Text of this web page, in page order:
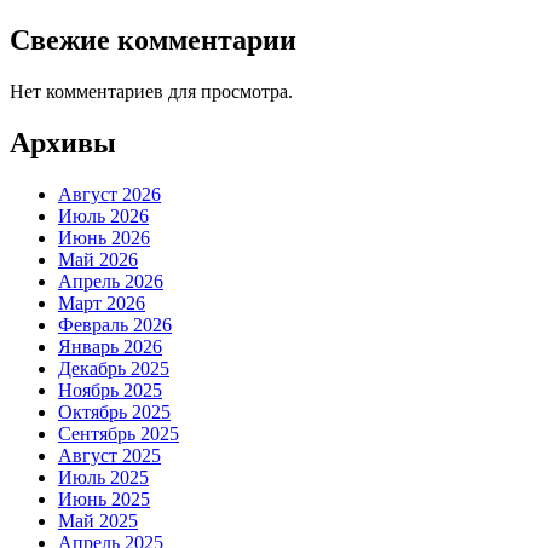
Свежие комментарии
Нет комментариев для просмотра.
Архивы
Август 2026
Июль 2026
Июнь 2026
Май 2026
Апрель 2026
Март 2026
Февраль 2026
Январь 2026
Декабрь 2025
Ноябрь 2025
Октябрь 2025
Сентябрь 2025
Август 2025
Июль 2025
Июнь 2025
Май 2025
Апрель 2025